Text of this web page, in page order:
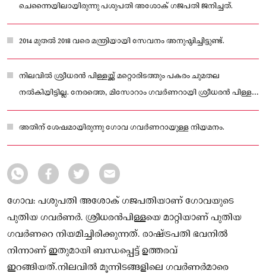
ചെന്നൈയിലായിരുന്നു പശുപതി അശോക് ഗജപതി ജനിച്ചത്.
2014 മുതൽ 2018 വരെ മന്ത്രിയായി സേവനം അനുഷ്ഠിച്ചിട്ടുണ്ട്.
നിലവിൽ ശ്രീധരൻ പിള്ളയ്ക്ക് മറ്റൊരിടത്തും പകരം ചുമതല
നൽകിയിട്ടില്ല. നേരത്തെ, മിസോറാം ഗവർണറായി ശ്രീധരൻ പിള്ള
സേവനം അനുഷ്ഠിച്ചിട്ടുണ്ട്.
അതിന് ശേഷമായിരുന്നു ഗോവ ഗവർണറായുള്ള നിയമനം.
ഗോവ: ​പശുപതി അശോക് ഗജപതിയാണ് ​ഗോവയുടെ
പുതിയ ​ഗവർണർ. ശ്രീധരൻപിള്ളയെ മാറ്റിയാണ് പുതിയ ​
ഗവർണറെ നിയമിച്ചിരിക്കുന്നത്. രാഷ്ട്രപതി ഭവനിൽ
നിന്നാണ് ഇതുമായി ബന്ധപ്പെട്ട് ഉത്തരവ്
ഇറങ്ങിയത്.നിലവിൽ മൂന്നിടങ്ങളിലെ ​ഗവർ‌ണർമാരെ